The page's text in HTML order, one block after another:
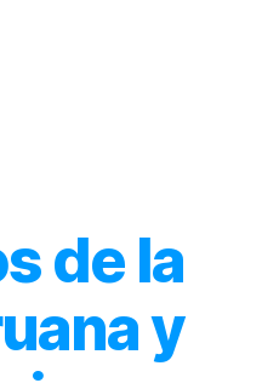
de la
y